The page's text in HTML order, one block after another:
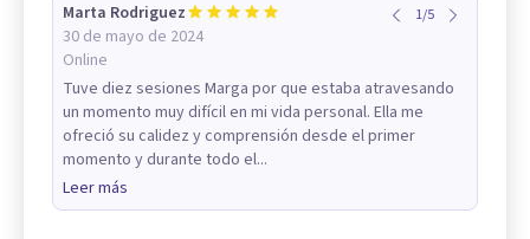
Marta Rodriguez
30 de mayo de 2024
Online
1/5
Tuve diez sesiones Marga por que estaba atravesando
un momento muy difícil en mi vida personal. Ella me
ofreció su calidez y comprensión desde el primer
momento y durante todo el...
Leer más